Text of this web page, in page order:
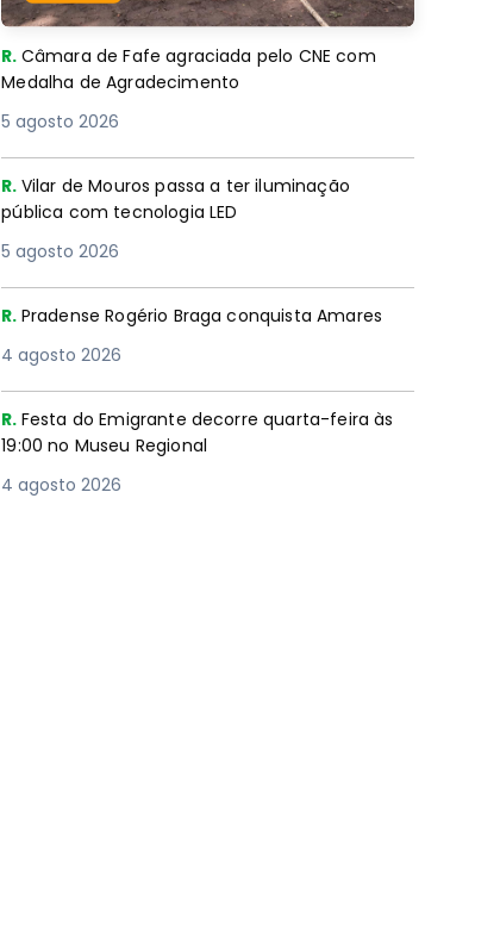
R. Câmara de Fafe agraciada pelo CNE com
Medalha de Agradecimento
5 agosto 2026
R. Vilar de Mouros passa a ter iluminação
pública com tecnologia LED
5 agosto 2026
R. Pradense Rogério Braga conquista Amares
4 agosto 2026
R. Festa do Emigrante decorre quarta-feira às
19:00 no Museu Regional
4 agosto 2026